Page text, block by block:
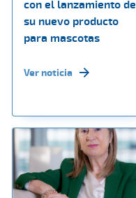
con el lanzamiento de
su nuevo producto
para mascotas
Ver noticia